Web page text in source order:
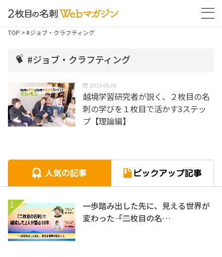
TOP > #ジョブ・クラフティング
#ジョブ・クラフティング
2019.05.06
越境学習研究者が説く、２枚目の名
刺の学びを１枚目で活かす3ステッ
プ【理論編】
1
一歩踏み出した先に、見える世界が
変わった――「二枚目の名…